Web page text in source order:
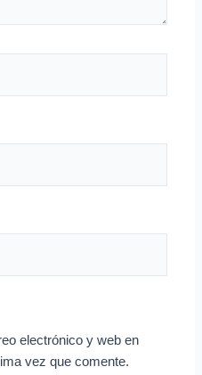
electrónico y web en
vez que comente.